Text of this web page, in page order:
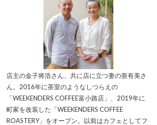
店主の金子将浩さん、共に店に立つ妻の亜有美さ
ん。2016年に茶室のようなしつらえの
「WEEKENDERS COFFEE富小路店」、2019年に
町家を改装した「WEEKENDERS COFFEE
ROASTERY」をオープン。以前はカフェとしてフ